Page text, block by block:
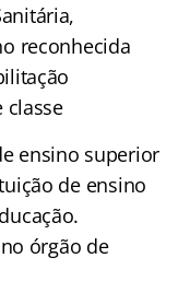
reconhecida
classe
ensino superior
de ensino
órgão de